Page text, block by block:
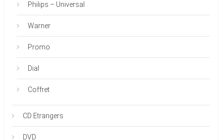
Philips – Universal
Warner
Promo
Dial
Coffret
CD Etrangers
DVD